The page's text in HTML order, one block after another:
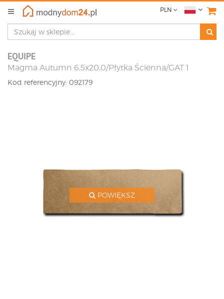
PLN
EQUIPE
Magma Autumn 6,5x20,0/Płytka Ścienna/GAT 1
Kod referencyjny: 092179
POWIĘKSZ